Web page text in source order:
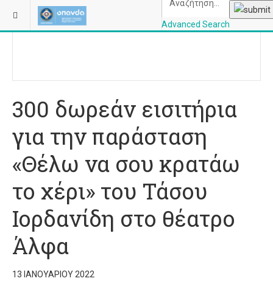
Advanced Search
ΒΡΊΣΚΕΣΤΕ ΕΔΏ: ΑΡΧΙΚΉ
300 δωρεάν εισιτήρια
για την παράσταση
«Θέλω να σου κρατάω
το χέρι» του Τάσου
Ιορδανίδη στο θέατρο
Άλφα
13 ΙΑΝΟΥΑΡΊΟΥ 2022